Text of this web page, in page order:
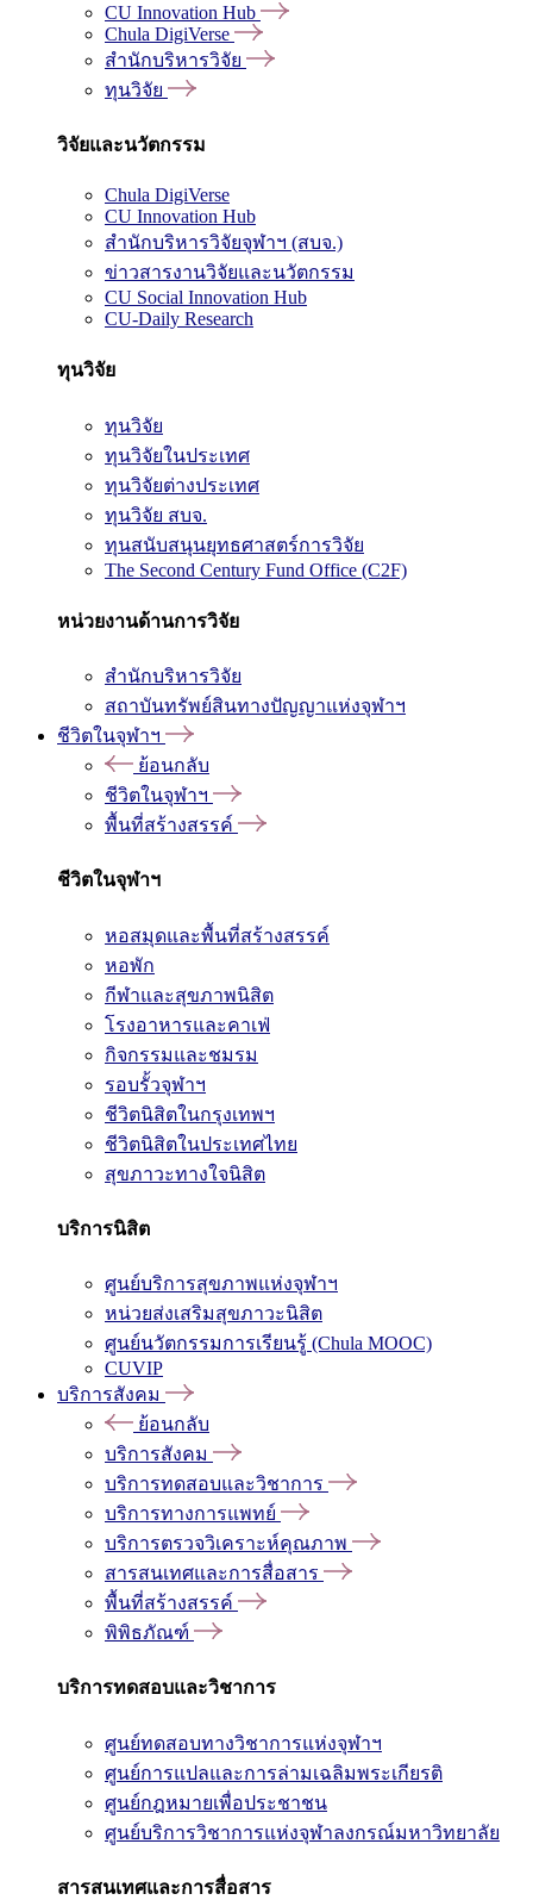
CU Innovation Hub
Chula DigiVerse
สำนักบริหารวิจัย
ทุนวิจัย
วิจัยและนวัตกรรม
Chula DigiVerse
CU Innovation Hub
สำนักบริหารวิจัยจุฬาฯ (สบจ.)
ข่าวสารงานวิจัยและนวัตกรรม
CU Social Innovation Hub
CU-Daily Research
ทุนวิจัย
ทุนวิจัย
ทุนวิจัยในประเทศ
ทุนวิจัยต่างประเทศ
ทุนวิจัย สบจ.
ทุนสนับสนุนยุทธศาสตร์การวิจัย
The Second Century Fund Office (C2F)
หน่วยงานด้านการวิจัย
สำนักบริหารวิจัย
สถาบันทรัพย์สินทางปัญญาแห่งจุฬาฯ
ชีวิตในจุฬาฯ
ย้อนกลับ
ชีวิตในจุฬาฯ
พื้นที่สร้างสรรค์
ชีวิตในจุฬาฯ
หอสมุดและพื้นที่สร้างสรรค์
หอพัก
กีฬาและสุขภาพนิสิต
โรงอาหารและคาเฟ่
กิจกรรมและชมรม
รอบรั้วจุฬาฯ
ชีวิตนิสิตในกรุงเทพฯ
ชีวิตนิสิตในประเทศไทย
สุขภาวะทางใจนิสิต
บริการนิสิต
ศูนย์บริการสุขภาพแห่งจุฬาฯ
หน่วยส่งเสริมสุขภาวะนิสิต
ศูนย์นวัตกรรมการเรียนรู้ (Chula MOOC)
CUVIP
บริการสังคม
ย้อนกลับ
บริการสังคม
บริการทดสอบและวิชาการ
บริการทางการแพทย์
บริการตรวจวิเคราะห์คุณภาพ
สารสนเทศและการสื่อสาร
พื้นที่สร้างสรรค์
พิพิธภัณฑ์
บริการทดสอบและวิชาการ
ศูนย์ทดสอบทางวิชาการแห่งจุฬาฯ
ศูนย์การแปลและการล่ามเฉลิมพระเกียรติ
ศูนย์กฎหมายเพื่อประชาชน
ศูนย์บริการวิชาการแห่งจุฬาลงกรณ์มหาวิทยาลัย
สารสนเทศและการสื่อสาร